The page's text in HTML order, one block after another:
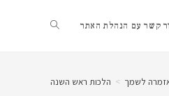
קשר עם הנהלת האתר Toggle
website אזמרה לשמך > הלכות ראש השנה